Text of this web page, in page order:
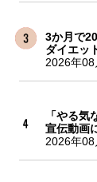
3か月で
ダイエッ
2026年08
「やる
宣伝動画
2026年08